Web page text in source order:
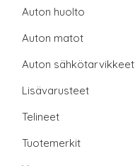
Auton huolto
Auton matot
Auton sähkötarvikkeet
Lisävarusteet
Telineet
Tuotemerkit